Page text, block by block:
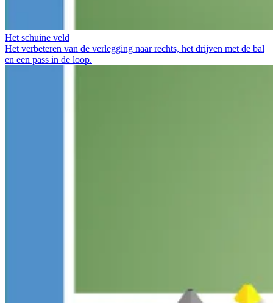
Het schuine veld
Het verbeteren van de verlegging naar rechts, het drijven met de bal
en een pass in de loop.